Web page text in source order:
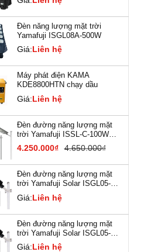
Đèn năng lượng mặt trời
Yamafuji ISGL08A-500W
Giá:Liên hệ
Máy phát điện KAMA
KDE8800HTN chạy dầu
Giá:Liên hệ
Đèn đường năng lượng mặt
trời Yamafuji ISSL-C-100W
(New)
4.250.000₫ 4.650.000₫
Đèn đường năng lượng mặt
trời Yamafuji Solar ISGL05-
120W
Giá:Liên hệ
Đèn đường năng lượng mặt
trời Yamafuji Solar ISGL05-
180W
Giá:Liên hệ